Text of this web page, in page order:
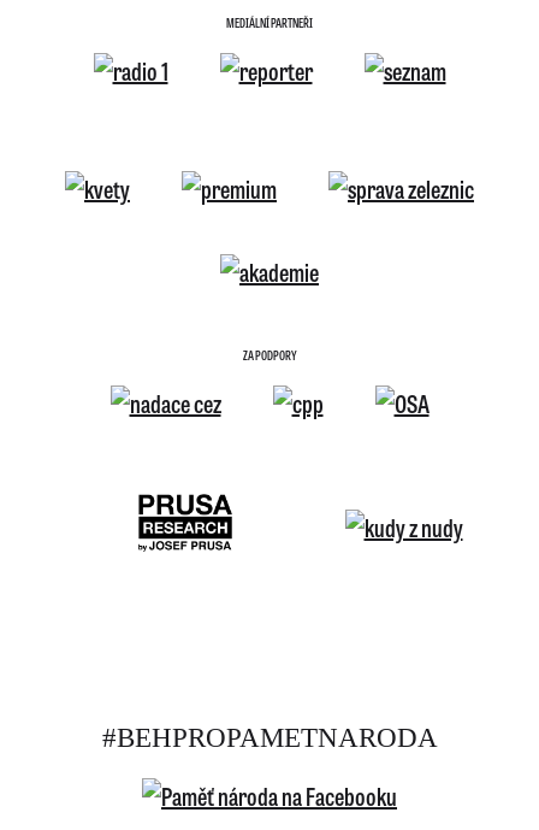
MEDIÁLNÍ PARTNEŘI
ZA PODPORY
#BEHPROPAMETNARODA